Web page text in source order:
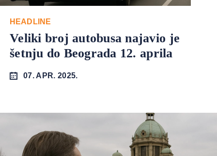
HEADLINE
Veliki broj autobusa najavio je
šetnju do Beograda 12. aprila
07. APR. 2025.